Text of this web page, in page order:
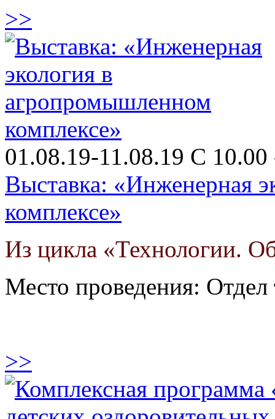
>>
01.08.19-11.08.19 С 10.00
Выставка: «Инженерная
комплексе»
Из цикла «Технологии.
Место проведения: Отдел
>>